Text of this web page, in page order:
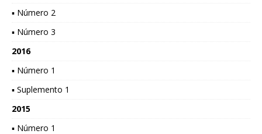
▪ Número 2
▪ Número 3
2016
▪ Número 1
▪ Suplemento 1
2015
▪ Número 1